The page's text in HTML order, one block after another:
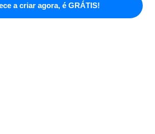
a criar agora, é GRÁTIS!